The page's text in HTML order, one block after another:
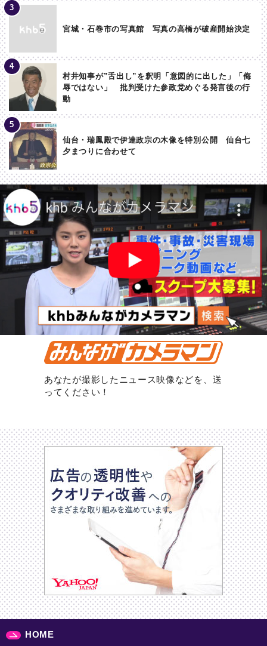
宮城・石巻市の写真館 写真の高橋が破産開始決定
村井知事が”舌出し”を釈明「意図的に出した」「侮
辱ではない」 批判受けた参政党めぐる発言後の行
動
仙台・瑞鳳殿で伊達政宗の木像を特別公開 仙台七
夕まつりに合わせて
あなたが撮影したニュース映像などを、送
ってください！
HOME